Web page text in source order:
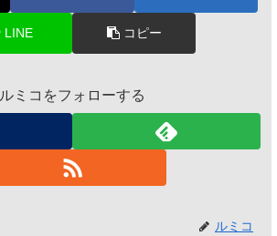
LINE コピー
ルミコをフォローする
ルミコ